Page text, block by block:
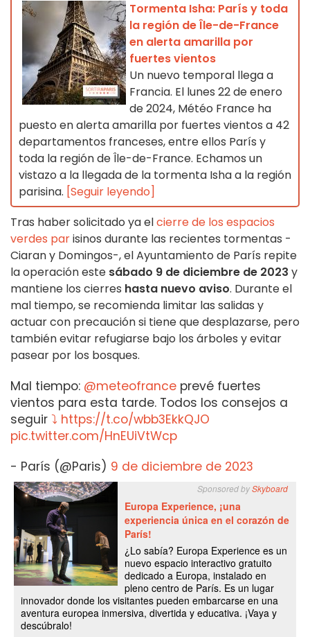
Tormenta Isha: París y toda
la región de Île-de-France
en alerta amarilla por
fuertes vientos
Un nuevo temporal llega a
Francia. El lunes 22 de enero
de 2024, Météo France ha
puesto en alerta amarilla por fuertes vientos a 42
departamentos franceses, entre ellos París y
toda la región de Île-de-France. Echamos un
vistazo a la llegada de la tormenta Isha a la región
parisina. [Seguir leyendo]
Tras haber solicitado ya elcierre de los espacios
verdes parisinos durante las recientes tormentas -
Ciaran y Domingos-, el Ayuntamiento de París repite
la operación este sábado 9 de diciembre de 2023 y
mantiene los cierres hasta nuevo aviso. Durante el
mal tiempo, se recomienda limitar las salidas y
actuar con precaución si tiene que desplazarse, pero
también evitar refugiarse bajo los árboles y evitar
pasear por los bosques.
Mal tiempo: @meteofrance prevé fuertes
vientos para esta tarde. Todos los consejos a
seguir ⤵ https://t.co/wbb3EkkQJO
pic.twitter.com/HnEUiVtWcp
- París (@Paris) 9 de diciembre de 2023